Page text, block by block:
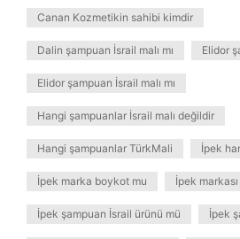
Canan Kozmetikin sahibi kimdir
Dalin şampuan İsrail malı mı Elidor
Elidor şampuan İsrail malı mı
Hangi şampuanlar İsrail malı değildir
Hangi şampuanlar TürkMali İpek
İpek marka boykot mu İpek markası
İpek şampuan İsrail ürünü mü İpek